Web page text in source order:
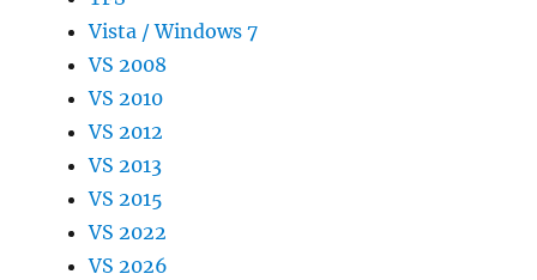
Vista / Windows 7
VS 2008
VS 2010
VS 2012
VS 2013
VS 2015
VS 2022
VS 2026